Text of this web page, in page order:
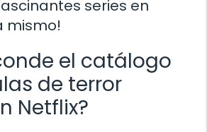
series en
mismo!
el catálogo
de terror
Netflix?